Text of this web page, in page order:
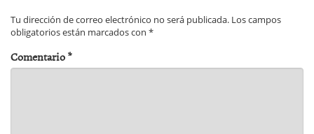
Tu dirección de correo electrónico no será publicada. Los campos
obligatorios están marcados con *
Comentario*